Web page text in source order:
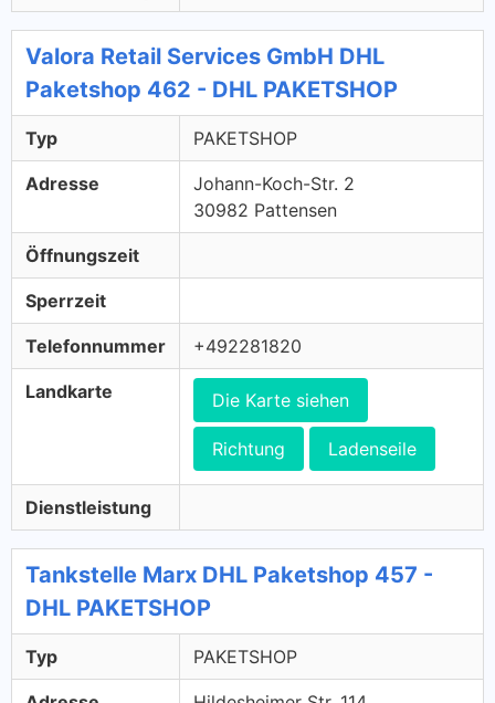
Valora Retail Services GmbH DHL
Paketshop 462 - DHL PAKETSHOP
Typ PAKETSHOP
Adresse
Johann-Koch-Str. 2
30982 Pattensen
Öffnungszeit
Sperrzeit
Telefonnummer +492281820
Landkarte Die Karte siehen
Richtung Ladenseile
Dienstleistung
Tankstelle Marx DHL Paketshop 457 -
DHL PAKETSHOP
Typ PAKETSHOP